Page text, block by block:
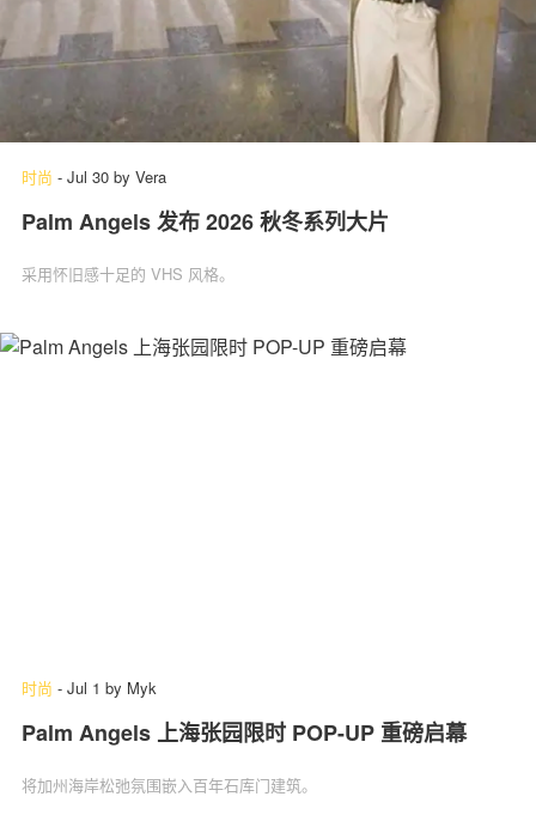
时尚 - Jul 30 by Vera
Palm Angels 发布 2026 秋冬系列大片
采用怀旧感十足的 VHS 风格。
时尚 - Jul 1 by Myk
Palm Angels 上海张园限时 POP-UP 重磅启幕
将加州海岸松弛氛围嵌入百年石库门建筑。